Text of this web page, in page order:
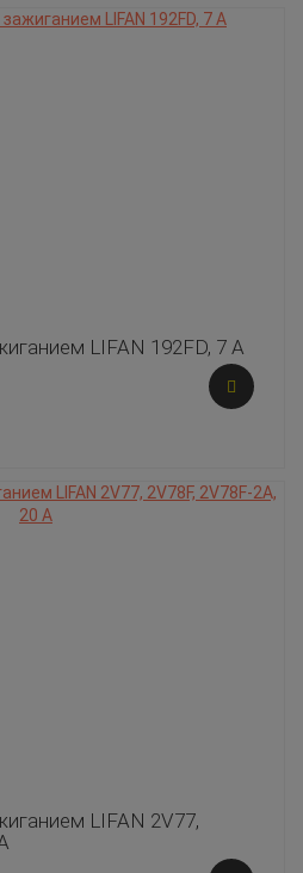
LIFAN 192FD, 7 А
LIFAN 2V77,